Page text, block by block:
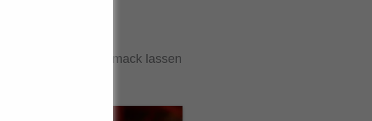
Je nach Geschmack lassen